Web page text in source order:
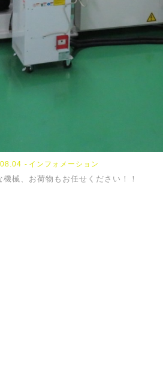
インフォメーション
機械、お荷物もお任せください！！
NEWS
TOPICS